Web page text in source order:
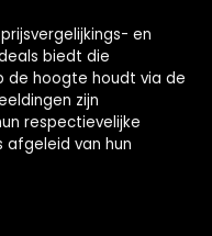
en
biedt die
de hoogte houdt via de
zijn
respectievelijke
afgeleid van hun